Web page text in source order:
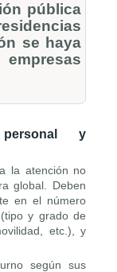
pública
se haya
y
la atención no
global. Deben
en el número
y grado de
etc.), y
según sus